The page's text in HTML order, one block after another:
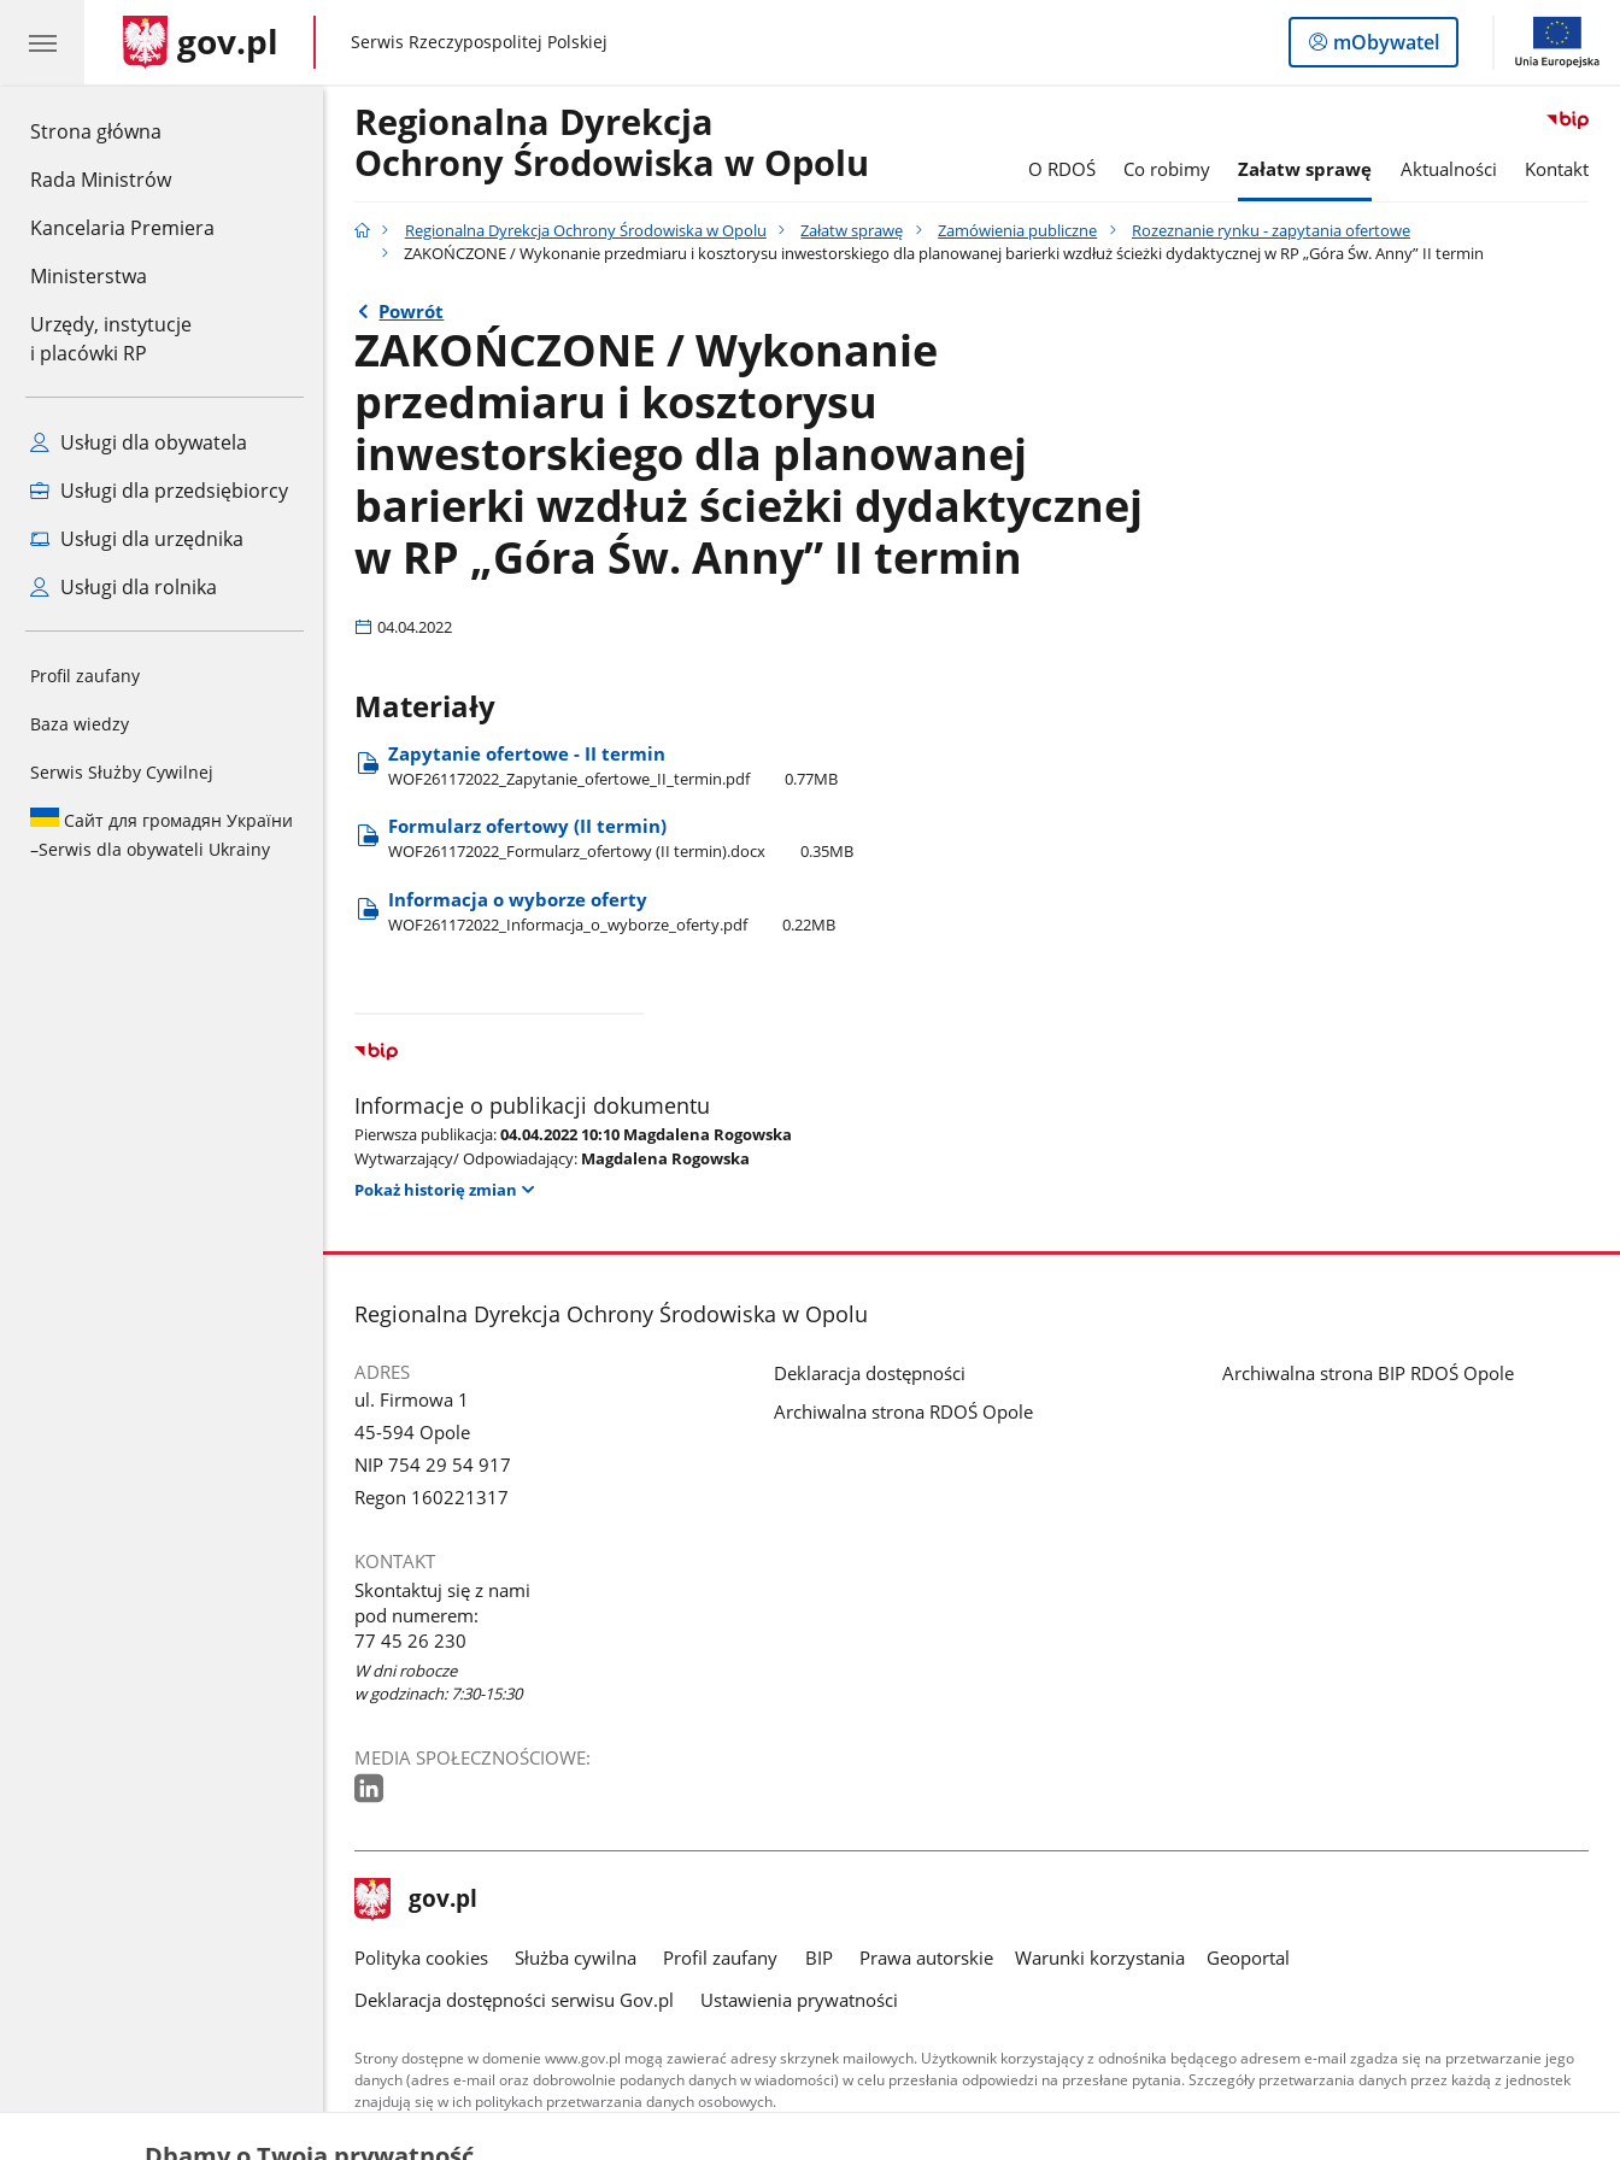
Strona główna
Rada Ministrów
Kancelaria Premiera
Ministerstwa
Urzędy, instytucje
i placówki RP
Usługi dla obywatela
Usługi dla przedsiębiorcy
Usługi dla urzędnika
Usługi dla rolnika
Profil zaufany
Baza wiedzy
Serwis Służby Cywilnej
Сайт для громадян України
–Serwis dla obywateli Ukrainy
gov.pl gov.pl
Serwis Rzeczypospolitej Polskiej
Logowanie
do
mObywatel
Regionalna Dyrekcja
Ochrony Środowiska w Opolu
O RDOŚ Co robimy Załatw sprawę Aktualności Kontakt
Regionalna Dyrekcja Ochrony Środowiska w Opolu Załatw sprawę Zamówienia publiczne
Rozeznanie rynku - zapytania ofertowe
ZAKOŃCZONE / Wykonanie przedmiaru i kosztorysu inwestorskiego dla planowanej barierki wzdłuż ścieżki dydaktycznej w RP „Góra Św. Anny” II termin
Powrót
ZAKOŃCZONE / Wykonanie
przedmiaru i kosztorysu
inwestorskiego dla planowanej
barierki wzdłuż ścieżki dydaktycznej
w RP „Góra Św. Anny” II termin
04.04.2022
Materiały
Zapytanie ofertowe - II termin
WOF261172022​_Zapytanie​_ofertowe​_II​_termin.pdf 0.77MB
Formularz ofertowy (II termin)
WOF261172022​_Formularz​_ofertowy (II termin).docx 0.35MB
Informacja o wyborze oferty
WOF261172022​_Informacja​_o​_wyborze​_oferty.pdf 0.22MB
Informacje o publikacji dokumentu
Pierwsza publikacja:04.04.2022 10:10 Magdalena Rogowska
Wytwarzający/ Odpowiadający: Magdalena Rogowska
Pokaż historię zmian
stopka
Regionalna Dyrekcja Ochrony Środowiska w Opolu
ADRES
ul. Firmowa 1
45-594 Opole
NIP 754 29 54 917
Regon 160221317
KONTAKT
Skontaktuj się z nami
pod numerem:
77 45 26 230
W dni robocze
w godzinach: 7:30-15:30
MEDIA SPOŁECZNOŚCIOWE:
Deklaracja dostępności
Archiwalna strona RDOŚ Opole
Archiwalna strona BIP RDOŚ Opole
stopka
gov.pl Strona
gov.pl
gov.pl
Polityka cookies Służba cywilna Profil zaufany BIP Prawa autorskie Warunki korzystania
Geoportal
Deklaracja dostępności serwisu Gov.pl
Ustawienia prywatności
Strony dostępne w domenie www.gov.pl mogą zawierać adresy skrzynek mailowych. Użytkownik korzystający z odnośnika będącego adresem e-mail zgadza się na przetwarzanie jego
danych (adres e-mail oraz dobrowolnie podanych danych w wiadomości) w celu przesłania odpowiedzi na przesłane pytania. Szczegóły przetwarzania danych przez każdą z jednostek
znajdują się w ich politykach przetwarzania danych osobowych.
Treści tekstowe publikowane w serwisie (z wyłączeniem treści audiowizualnych), są